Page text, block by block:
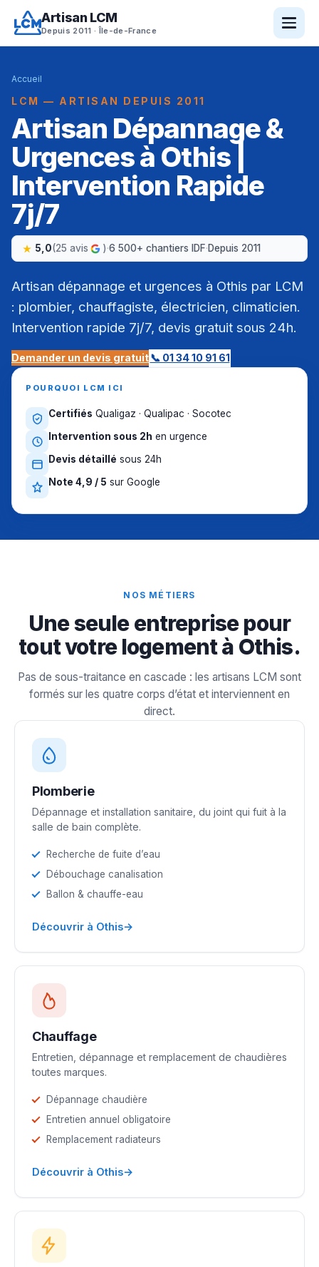
Artisan LCM
Depuis 2011 · Île-de-France
Accueil
LCM — ARTISAN DEPUIS 2011
Artisan Dépannage &
Urgences à Othis |
Intervention Rapide
7j/7
5,0(25 avis )·6 500+ chantiers IDF·Depuis 2011
Artisan dépannage et urgences à Othis par LCM
: plombier, chauffagiste, électricien, climaticien.
Intervention rapide 7j/7, devis gratuit sous 24h.
Demander un devis gratuit📞 01 34 10 91 61
POURQUOI LCM ICI
Certifiés Qualigaz · Qualipac · Socotec
Intervention sous 2h en urgence
Devis détaillé sous 24h
Note 4,9 / 5 sur Google
NOS MÉTIERS
Une seule entreprise pour
tout votre logement à Othis.
Pas de sous-traitance en cascade : les artisans LCM sont
formés sur les quatre corps d’état et interviennent en
direct.
Plomberie
Dépannage et installation sanitaire, du joint qui fuit à la
salle de bain complète.
Recherche de fuite d’eau
Débouchage canalisation
Ballon & chauffe-eau
Découvrir à Othis→
Chauffage
Entretien, dépannage et remplacement de chaudières
toutes marques.
Dépannage chaudière
Entretien annuel obligatoire
Remplacement radiateurs
Découvrir à Othis→